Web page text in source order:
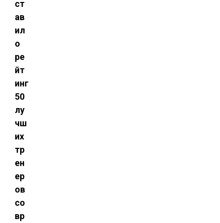
ст
ав
ил
о
ре
йт
инг
50
лу
чш
их
тр
ен
ер
ов
со
вр